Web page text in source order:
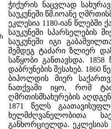
ჭიქურის ნაცვლად
საუკუნეში წმ.იოანე
ეკლესია 1180-იან
საუკუნეში
საუკუნეში იგი
შემდეგ ტაძარი ზლიერ
საწყობი განთავსდა.
დაბრუნების შესახებ.
ბიჰოლდის მიერ
ნათქვამი იყო, რომ
ღმრთისმსახურების
1871 წელს
ხელმძღვანელობითა
განხორციელდა. ეკლესიას